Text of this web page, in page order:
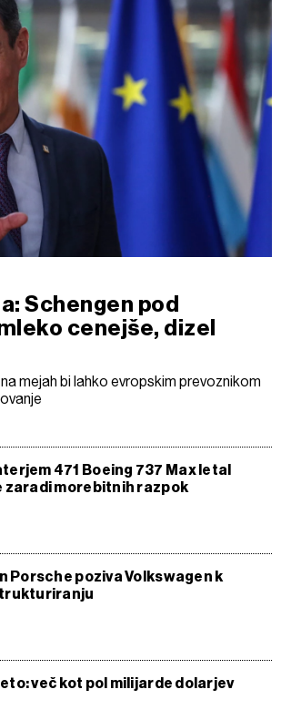
Schengen pod
cenejše, dizel
mejah bi lahko evropskim prevoznikom
471 Boeing 737 Max letal
zaradi morebitnih razpok
Porsche poziva Volkswagen k
več kot pol milijarde dolarjev